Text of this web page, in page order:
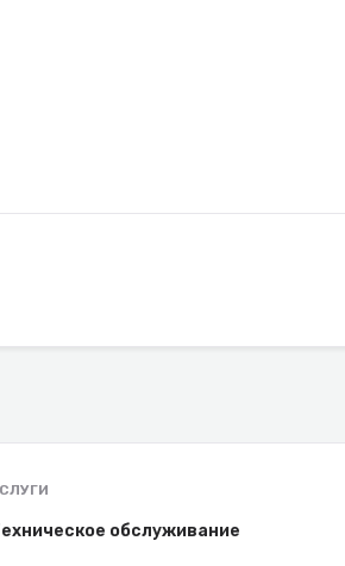
обслуживание